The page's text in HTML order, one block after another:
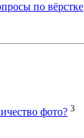
по вёрстке
фото? 3